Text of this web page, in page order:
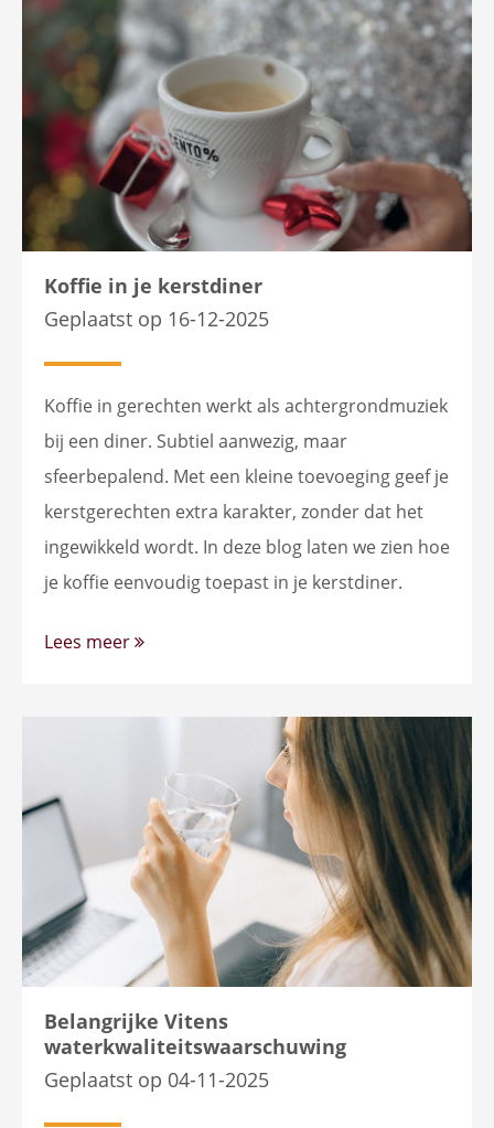
Koffie in je kerstdiner
Geplaatst op 16-12-2025
Koffie in gerechten werkt als achtergrondmuziek
bij een diner. Subtiel aanwezig, maar
sfeerbepalend. Met een kleine toevoeging geef je
kerstgerechten extra karakter, zonder dat het
ingewikkeld wordt. In deze blog laten we zien hoe
je koffie eenvoudig toepast in je kerstdiner.
Lees meer
Belangrijke Vitens
waterkwaliteitswaarschuwing
Geplaatst op 04-11-2025